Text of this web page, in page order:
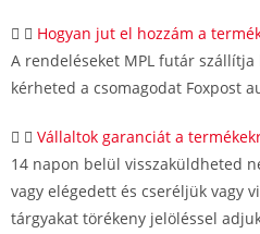
Hogyan jut el hozzám a
A rendeléseket MPL futár szállítja
kérheted a csomagodat Foxpost
Vállaltok garanciát a
14 napon belül visszaküldheted
vagy elégedett és cseréljük vagy
tárgyakat törékeny jelöléssel